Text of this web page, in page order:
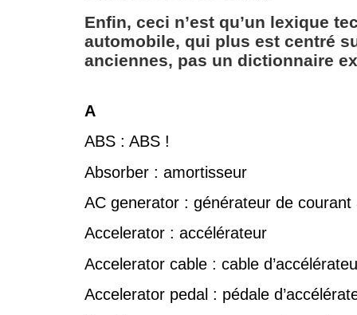
Enfin, ceci n’est qu’un lexique
automobile, qui plus est centré
anciennes, pas un dictionnaire
A
ABS : ABS !
Absorber : amortisseur
AC generator : générateur de courant
Accelerator : accélérateur
Accelerator cable : cable
Accelerator pedal : pédale